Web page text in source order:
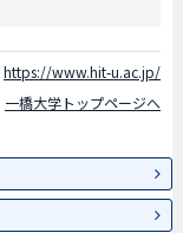
https://www.hit-u.ac.jp/
一橋大学トップページへ